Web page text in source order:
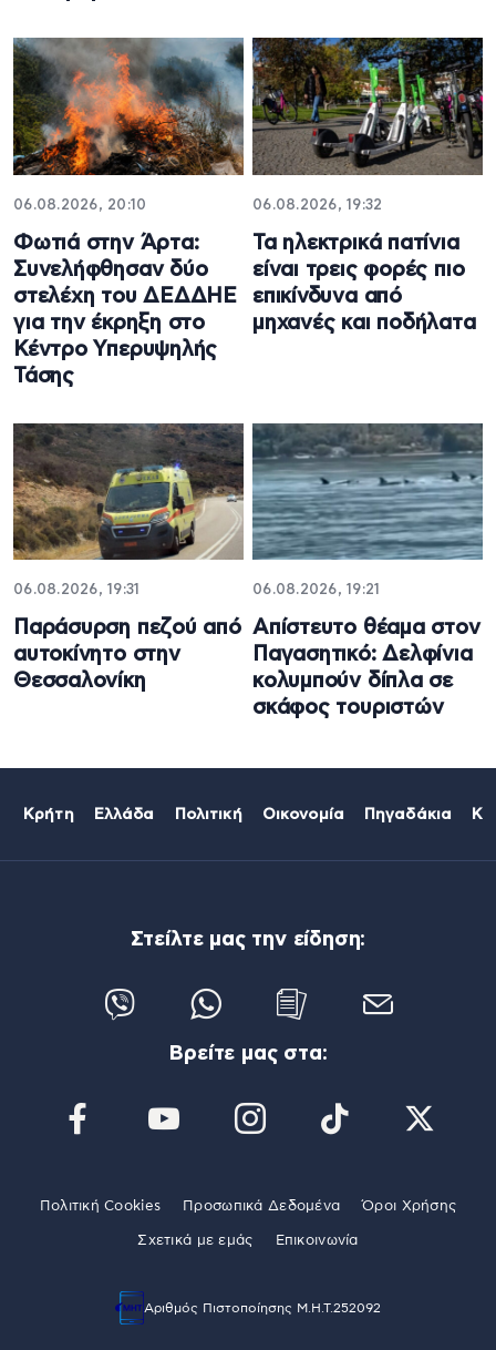
06.08.2026, 20:10
Φωτιά στην Άρτα:
Συνελήφθησαν δύο
στελέχη του ΔΕΔΔΗΕ
για την έκρηξη στο
Κέντρο Υπερυψηλής
Τάσης
06.08.2026, 19:32
Τα ηλεκτρικά πατίνια
είναι τρεις φορές πιο
επικίνδυνα από
μηχανές και ποδήλατα
06.08.2026, 19:31
Παράσυρση πεζού από
αυτοκίνητο στην
Θεσσαλονίκη
06.08.2026, 19:21
Απίστευτο θέαμα στον
Παγασητικό: Δελφίνια
κολυμπούν δίπλα σε
σκάφος τουριστών
Κρήτη Ελλάδα Πολιτική Οικονομία Πηγαδάκια
Στείλτε μας την είδηση:
Βρείτε μας στα:
Πολιτική Cookies Προσωπικά Δεδομένα Όροι Χρήσης
Σχετικά με εμάς Επικοινωνία
Αριθμός Πιστοποίησης Μ.Η.Τ.252092